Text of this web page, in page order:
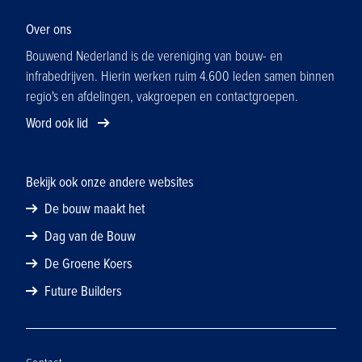
Over ons
Bouwend Nederland is de vereniging van bouw- en
infrabedrijven. Hierin werken ruim 4.600 leden samen binnen
regio's en afdelingen, vakgroepen en contactgroepen.
Word ook lid
Bekijk ook onze andere websites
De bouw maakt het
Dag van de Bouw
De Groene Koers
Future Builders